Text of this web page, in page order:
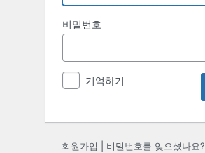
비밀번호
기억하기
회원가입 비밀번호를 잊으셨나요?